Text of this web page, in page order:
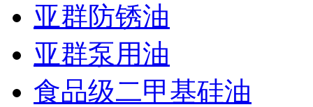
亚群防锈油
亚群泵用油
食品级二甲基硅油